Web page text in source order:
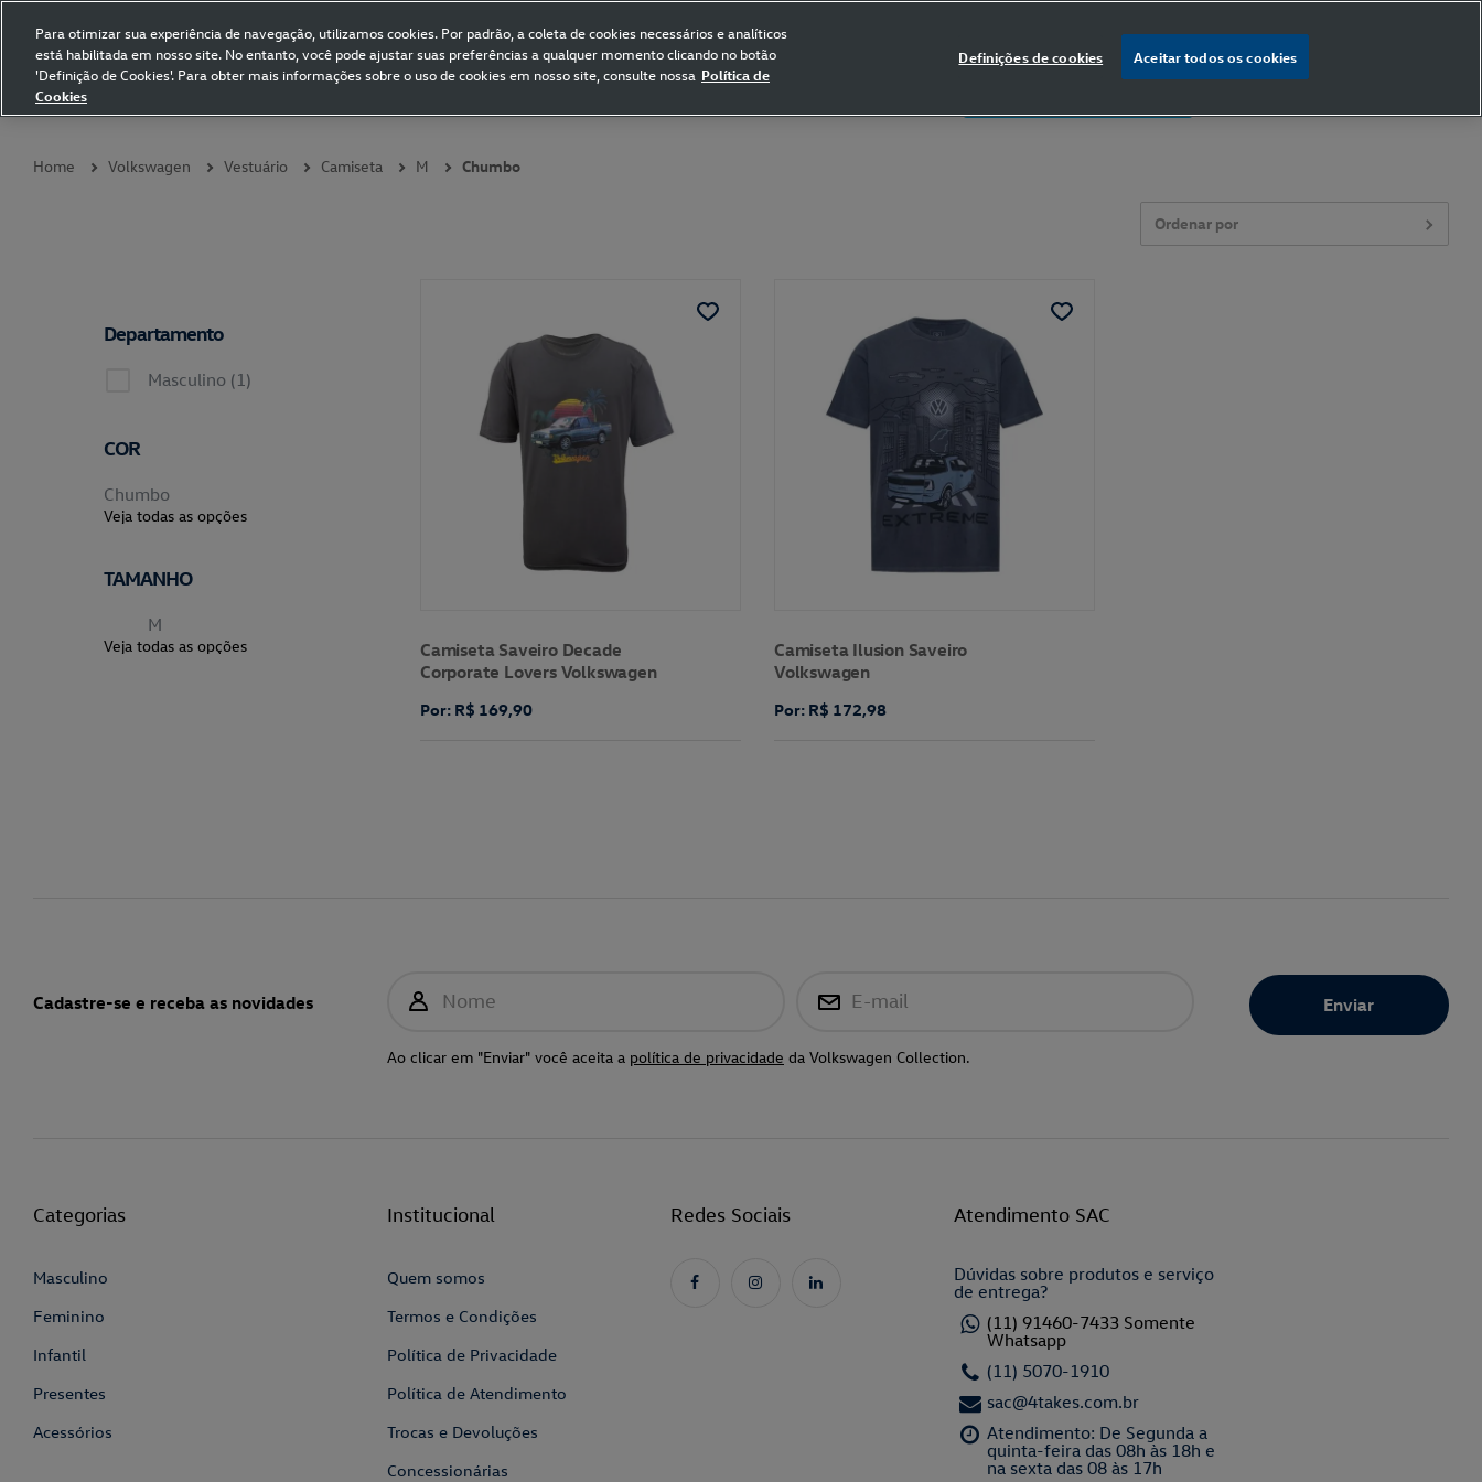
Volkswagen Collection
Coleções
Home Volkswagen Vestuário Camiseta M Chumbo
Ordenar por
Departamento
Masculino (1)
COR
Chumbo
Veja todas as opções
TAMANHO
M
Veja todas as opções
Camiseta Saveiro Decade
Corporate Lovers Volkswagen
Por: R$ 169,90
Camiseta Ilusion Saveiro
Volkswagen
Por: R$ 172,98
Cadastre-se e receba as novidades Nome E-mail
Ao clicar em "Enviar" você aceita a política de privacidade da Volkswagen Collection.
Categorias
Masculino
Feminino
Infantil
Presentes
Acessórios
Institucional
Quem somos
Termos e Condições
Política de Privacidade
Política de Atendimento
Trocas e Devoluções
Concessionárias
Redes Sociais Atendimento SAC
Dúvidas sobre produtos e serviço
de entrega?
(11) 91460-7433 Somente
Whatsapp
(11) 5070-1910
sac@4takes.com.br
Atendimento: De Segunda a
quinta-feira das 08h às 18h e
na sexta das 08 às 17h
Para otimizar sua experiência de navegação, utilizamos cookies. Por padrão, a coleta de cookies necessários e analíticos
está habilitada em nosso site. No entanto, você pode ajustar suas preferências a qualquer momento clicando no botão
'Definição de Cookies'. Para obter mais informações sobre o uso de cookies em nosso site, consulte nossa Política de
Cookies
Definições de cookies Aceitar todos os cookies